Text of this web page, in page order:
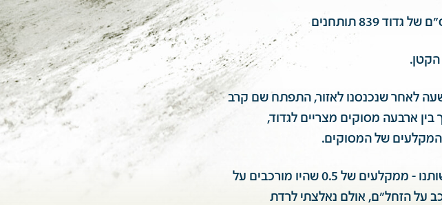
839 תותחנים
הקטן.
לאחר שנכנסנו לאזור, התפתח שם קרב
ארבעה מסוקים מצריים לגדוד,
של המסוקים.
הגדוד שלנו החזיר מטחי אש מכול כלי נשק שהיה ברשותנו - ממקלעים של 0.5 שהיו מורכבים על
על המסוקים מה- 0.5 שהיה מורכב על הזחל"ם, אולם נאלצתי לרדת